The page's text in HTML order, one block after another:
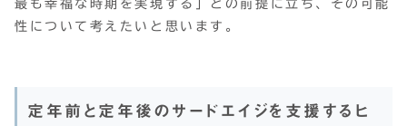
最も幸福な時期を実現する」との前提に立ち、その可能
性について考えたいと思います。
定年前と定年後のサードエイジを支援するヒ